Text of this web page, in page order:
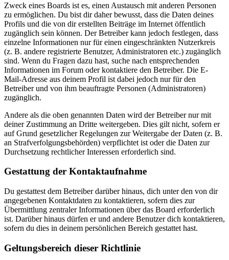
Zweck eines Boards ist es, einen Austausch mit anderen Personen
zu ermöglichen. Du bist dir daher bewusst, dass die Daten deines
Profils und die von dir erstellten Beiträge im Internet öffentlich
zugänglich sein können. Der Betreiber kann jedoch festlegen, dass
einzelne Informationen nur für einen eingeschränkten Nutzerkreis
(z. B. andere registrierte Benutzer, Administratoren etc.) zugänglich
sind. Wenn du Fragen dazu hast, suche nach entsprechenden
Informationen im Forum oder kontaktiere den Betreiber. Die E-
Mail-Adresse aus deinem Profil ist dabei jedoch nur für den
Betreiber und von ihm beauftragte Personen (Administratoren)
zugänglich.
Andere als die oben genannten Daten wird der Betreiber nur mit
deiner Zustimmung an Dritte weitergeben. Dies gilt nicht, sofern er
auf Grund gesetzlicher Regelungen zur Weitergabe der Daten (z. B.
an Strafverfolgungsbehörden) verpflichtet ist oder die Daten zur
Durchsetzung rechtlicher Interessen erforderlich sind.
Gestattung der Kontaktaufnahme
Du gestattest dem Betreiber darüber hinaus, dich unter den von dir
angegebenen Kontaktdaten zu kontaktieren, sofern dies zur
Übermittlung zentraler Informationen über das Board erforderlich
ist. Darüber hinaus dürfen er und andere Benutzer dich kontaktieren,
sofern du dies in deinem persönlichen Bereich gestattet hast.
Geltungsbereich dieser Richtlinie